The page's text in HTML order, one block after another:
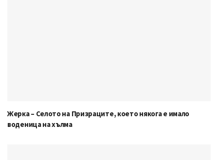
Жерка – Селото на Призраците, което някога е имало
воденица на хълма